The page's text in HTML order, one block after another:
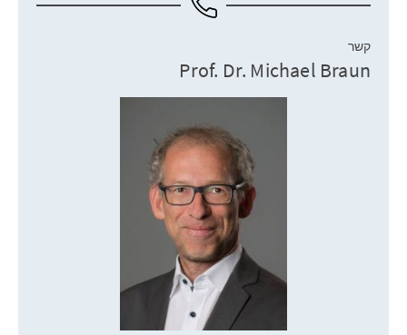
קשר
Prof. Dr. Michael Braun